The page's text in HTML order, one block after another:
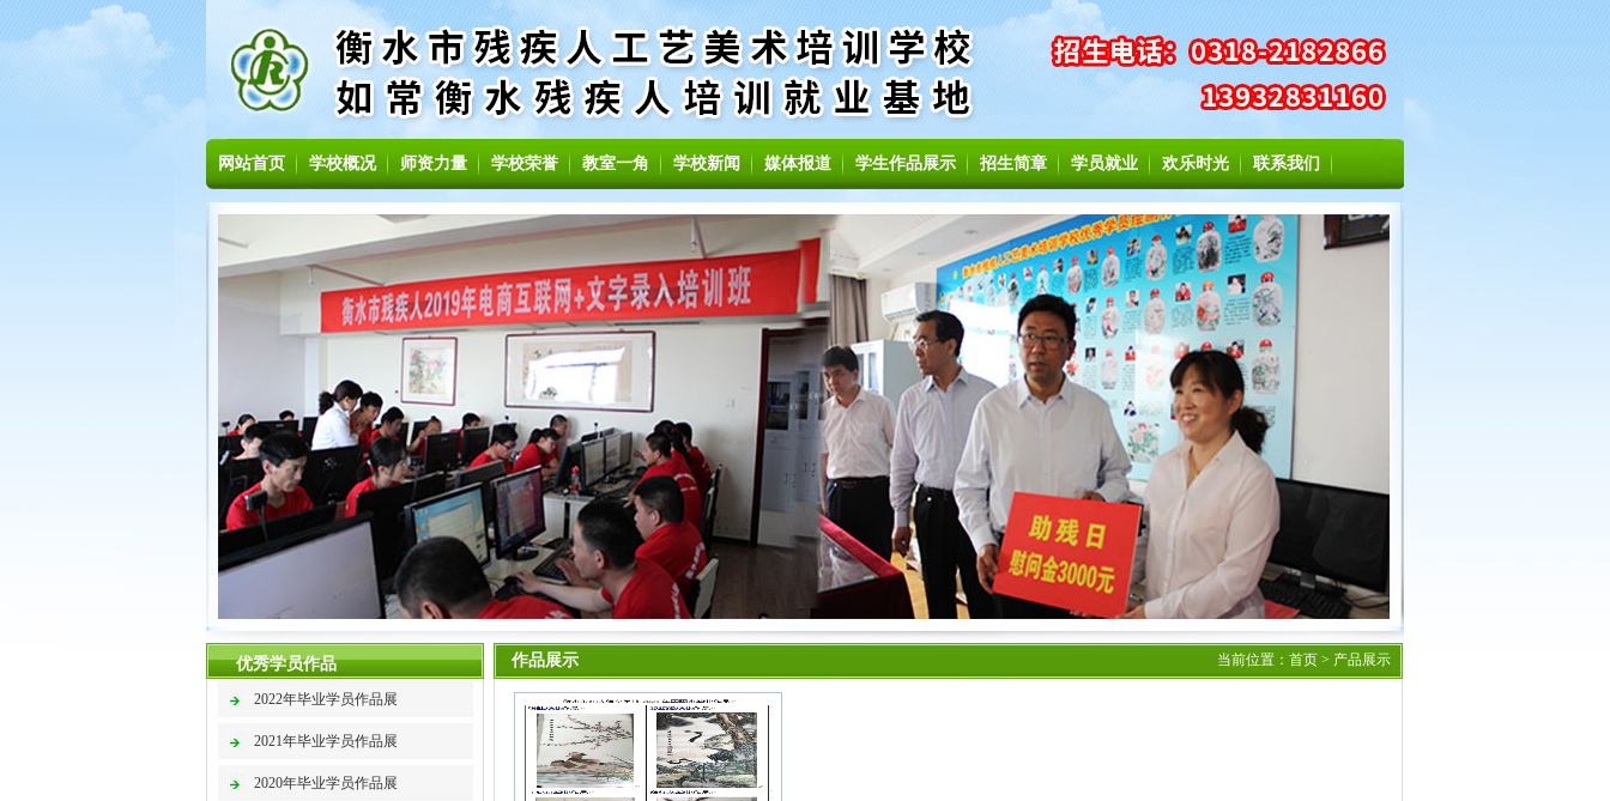
网站首页 学校概况 师资力量 学校荣誉 教室一角 学校新闻 媒体报道 学生作品展示 招生简章 学员就业 欢乐时光 联系我们
优秀学员作品
2022年毕业学员作品展
2021年毕业学员作品展
2020年毕业学员作品展
作品展示 当前位置： 首页 > 产品展示